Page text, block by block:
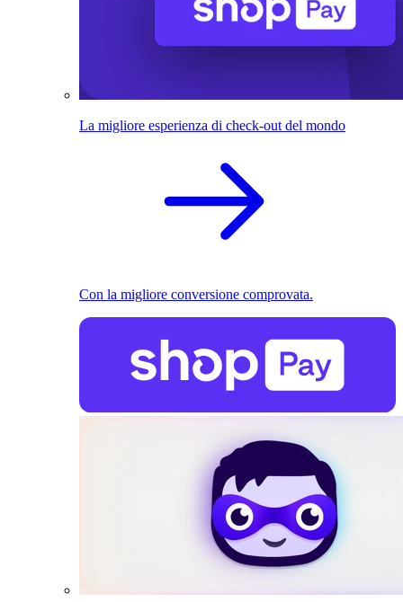
La migliore esperienza di check-out del mondo
Con la migliore conversione comprovata.